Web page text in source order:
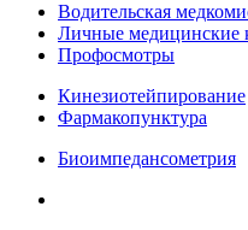
Водительская
Личные медицинские
Профосмотры
Кинезиотейпирование
Фармакопунктура
Биоимпедансометрия